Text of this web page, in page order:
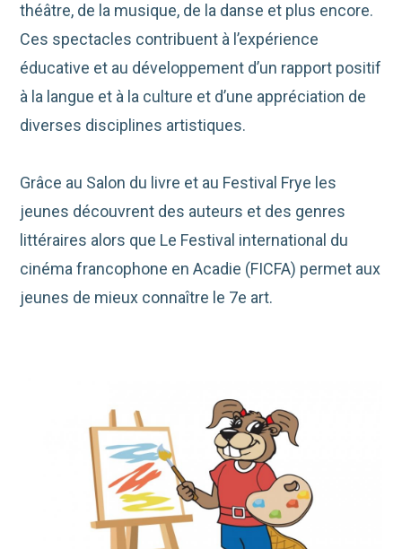
théâtre, de la musique, de la danse et plus encore.
Ces spectacles contribuent à l’expérience
éducative et au développement d’un rapport positif
à la langue et à la culture et d’une appréciation de
diverses disciplines artistiques.
Grâce au Salon du livre et au Festival Frye les
jeunes découvrent des auteurs et des genres
littéraires alors que Le Festival international du
cinéma francophone en Acadie (FICFA) permet aux
jeunes de mieux connaître le 7e art.